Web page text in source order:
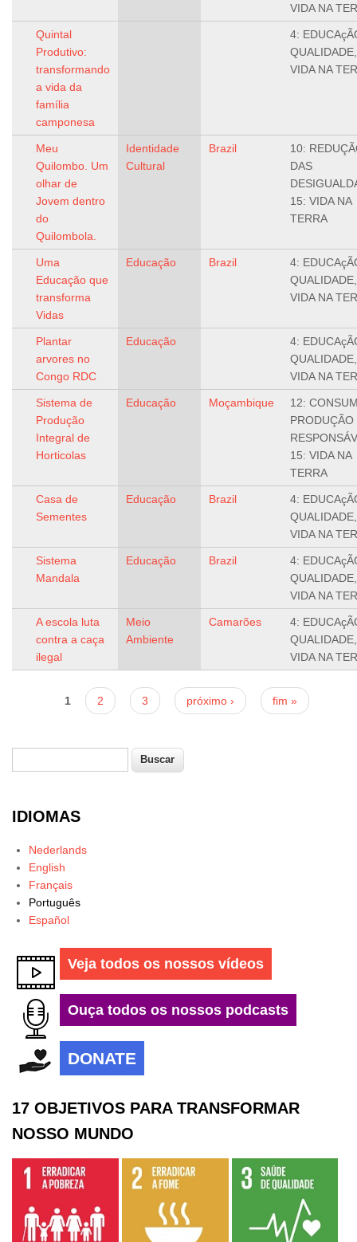
VIDA NA
Quintal
Produtivo:
transformando
a vida da
família
camponesa
4:
VIDA NA
Meu
Quilombo. Um
olhar de
Jovem dentro
do
Quilombola.
Identidade
Cultural
Brazil
10:
DAS
15: VIDA NA
TERRA
Uma
Educação que
transforma
Vidas
Educação Brazil
4:
VIDA NA
Plantar
arvores no
Congo RDC
Educação
4:
VIDA NA
Sistema de
Produção
Integral de
Horticolas
Educação Moçambique
12:
PRODUÇÃO
15: VIDA NA
TERRA
Casa de
Sementes
Educação Brazil
4:
VIDA NA
Sistema
Mandala
Educação Brazil
4:
VIDA NA
A escola luta
contra a caça
ilegal
Meio
Ambiente
Camarões
4:
VIDA NA
Páginas
1 2 3 próximo › fim »
Formulário de busca
IDIOMAS
Nederlands
English
Français
Português
Español
Veja todos os nossos vídeos
Ouça todos os nossos podcasts
DONATE
17 OBJETIVOS PARA TRANSFORMAR
NOSSO MUNDO